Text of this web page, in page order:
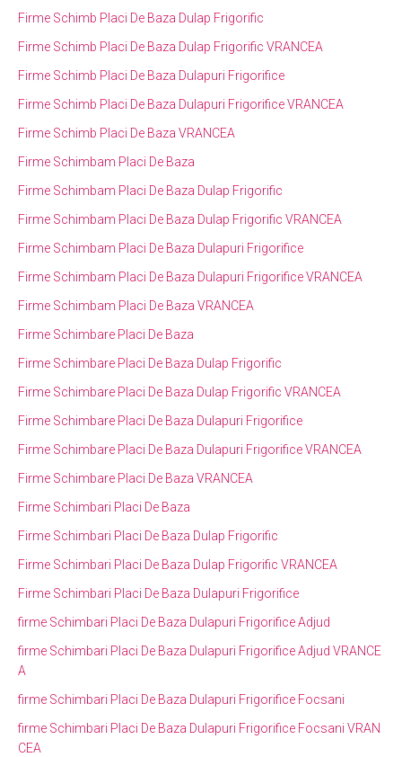
Firme Schimb Placi De Baza Dulap Frigorific
Firme Schimb Placi De Baza Dulap Frigorific VRANCEA
Firme Schimb Placi De Baza Dulapuri Frigorifice
Firme Schimb Placi De Baza Dulapuri Frigorifice VRANCEA
Firme Schimb Placi De Baza VRANCEA
Firme Schimbam Placi De Baza
Firme Schimbam Placi De Baza Dulap Frigorific
Firme Schimbam Placi De Baza Dulap Frigorific VRANCEA
Firme Schimbam Placi De Baza Dulapuri Frigorifice
Firme Schimbam Placi De Baza Dulapuri Frigorifice VRANCEA
Firme Schimbam Placi De Baza VRANCEA
Firme Schimbare Placi De Baza
Firme Schimbare Placi De Baza Dulap Frigorific
Firme Schimbare Placi De Baza Dulap Frigorific VRANCEA
Firme Schimbare Placi De Baza Dulapuri Frigorifice
Firme Schimbare Placi De Baza Dulapuri Frigorifice VRANCEA
Firme Schimbare Placi De Baza VRANCEA
Firme Schimbari Placi De Baza
Firme Schimbari Placi De Baza Dulap Frigorific
Firme Schimbari Placi De Baza Dulap Frigorific VRANCEA
Firme Schimbari Placi De Baza Dulapuri Frigorifice
firme Schimbari Placi De Baza Dulapuri Frigorifice Adjud
firme Schimbari Placi De Baza Dulapuri Frigorifice Adjud VRANCE
A
firme Schimbari Placi De Baza Dulapuri Frigorifice Focsani
firme Schimbari Placi De Baza Dulapuri Frigorifice Focsani VRAN
CEA